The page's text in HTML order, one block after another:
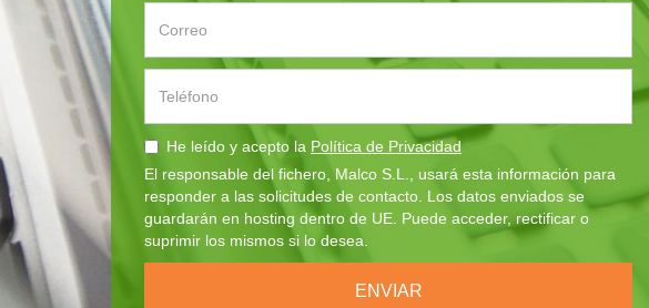
He leído y acepto la Política de Privacidad
El responsable del fichero, Malco S.L., usará esta información para
responder a las solicitudes de contacto. Los datos enviados se
guardarán en hosting dentro de UE. Puede acceder, rectificar o
suprimir los mismos si lo desea.
ENVIAR